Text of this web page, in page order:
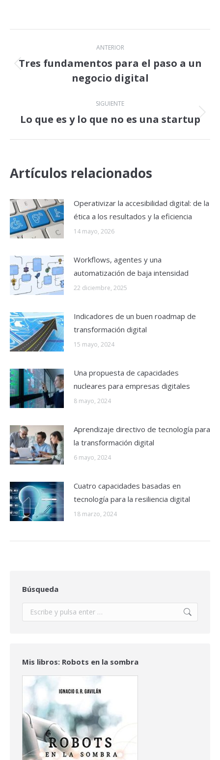
Navegación
entre
publicaciones
ANTERIOR
Publicación
anterior:
Tres fundamentos para el paso a un
negocio digital
SIGUIENTE
Publicación
Lo que es y lo que no es una startup
Artículos relacionados
Operativizar la accesibilidad digital: de la
ética a los resultados y la eficiencia
14 mayo, 2026
Workflows, agentes y una
automatización de baja intensidad
22 diciembre, 2025
Indicadores de un buen roadmap de
transformación digital
15 mayo, 2024
Una propuesta de capacidades
nucleares para empresas digitales
8 mayo, 2024
Aprendizaje directivo de tecnología para
la transformación digital
6 mayo, 2024
Cuatro capacidades basadas en
tecnología para la resiliencia digital
18 marzo, 2024
Búsqueda
Buscar:
Mis libros: Robots en la sombra